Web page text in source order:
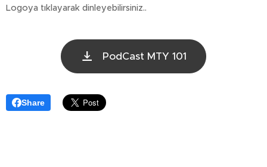
Logoya tıklayarak dinleyebilirsiniz..
PodCast MTY 101
Share